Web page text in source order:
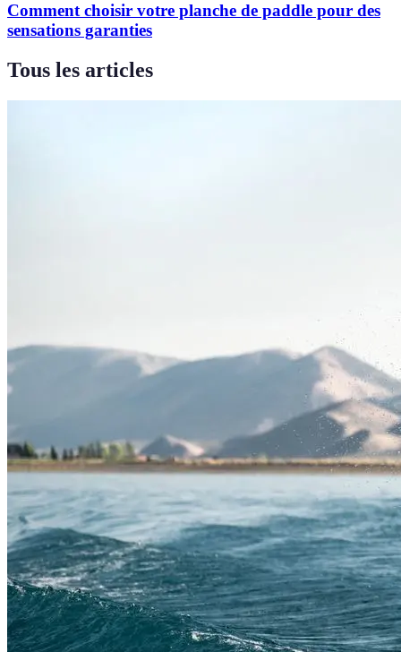
Comment choisir votre planche de paddle pour des
sensations garanties
Tous les articles